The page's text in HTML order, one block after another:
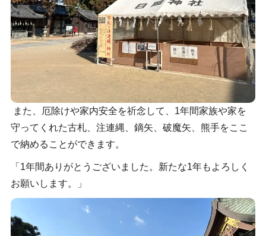
また、厄除けや家内安全を祈念して、1年間家族や家を
守ってくれた古札、注連縄、鏑矢、破魔矢、熊手をここ
で納めることができます。
「1年間ありがとうございました。新たな1年もよろしく
お願いします。」